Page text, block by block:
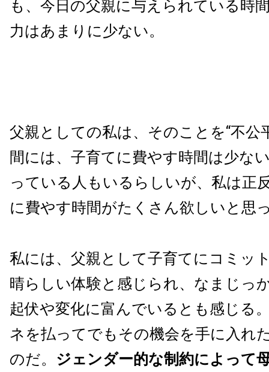
も、今日の父親に与えられている時
力はあまりに少ない。
父親としての私は、そのことを“不公
間には、子育てに費やす時間は少な
っている人もいるらしいが、私は正
に費やす時間がたくさん欲しいと思
私には、父親として子育てにコミッ
晴らしい体験と感じられ、なまじっ
起伏や変化に富んでいるとも感じる
ネを払ってでもその機会を手に入れ
のだ。 ジェンダー的な制約によって